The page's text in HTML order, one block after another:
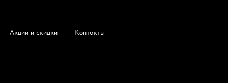
Акции и скидки Контакты